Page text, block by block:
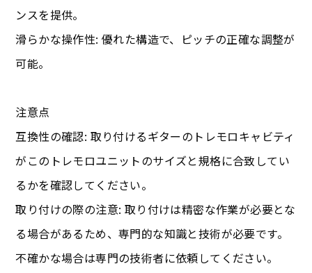
ンスを提供。
滑らかな操作性: 優れた構造で、ピッチの正確な調整が
可能。
注意点
互換性の確認: 取り付けるギターのトレモロキャビティ
がこのトレモロユニットのサイズと規格に合致してい
るかを確認してください。
取り付けの際の注意: 取り付けは精密な作業が必要とな
る場合があるため、専門的な知識と技術が必要です。
不確かな場合は専門の技術者に依頼してください。